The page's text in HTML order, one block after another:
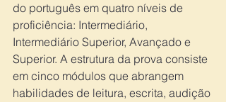
do português em quatro níveis de
proficiência: Intermediário,
Intermediário Superior, Avançado e
Superior. A estrutura da prova consiste
em cinco módulos que abrangem
habilidades de leitura, escrita, audição